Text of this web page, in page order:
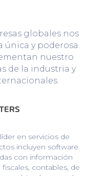
globales nos
y poderosa.
nuestro
de la industria y
en servicios de
incluyen software
con información
contables, de